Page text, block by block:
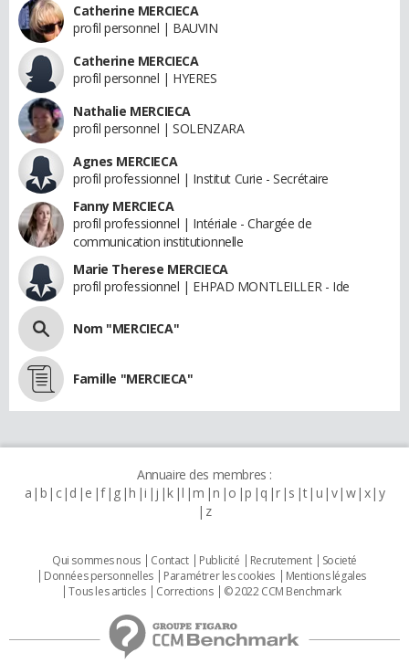
Catherine MERCIECA
profil personnel | BAUVIN
Catherine MERCIECA
profil personnel | HYERES
Nathalie MERCIECA
profil personnel | SOLENZARA
Agnes MERCIECA
profil professionnel | Institut Curie - Secrétaire
Fanny MERCIECA
profil professionnel | Intériale - Chargée de
communication institutionnelle
Marie Therese MERCIECA
profil professionnel | EHPAD MONTLEILLER - Ide
Nom "MERCIECA"
Famille "MERCIECA"
Annuaire des membres :
a b c d e f g h i j k l m n o p q r s t u v w x y
z
Qui sommes nous Contact Publicité Recrutement
Societé
Données personnelles
Paramétrer les cookies
Mentions légales
Tous les articles
Corrections © 2022 CCM Benchmark